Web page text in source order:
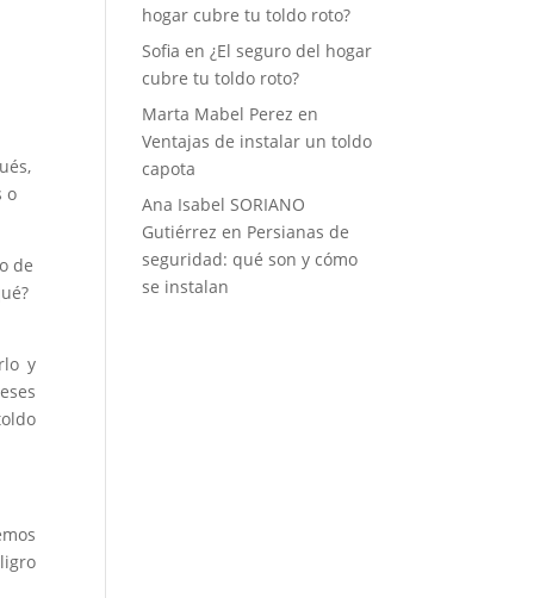
o
de
y
hogar cubre tu toldo roto?
Sofia en¿El seguro del hogar
cubre tu toldo roto?
Marta Mabel Perez en
Ventajas de instalar un toldo
capota
Ana Isabel SORIANO
Gutiérrez en Persianas de
seguridad: qué son y cómo
se instalan